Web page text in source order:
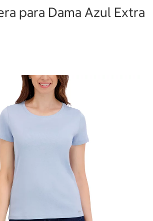
para Dama Azul Extra